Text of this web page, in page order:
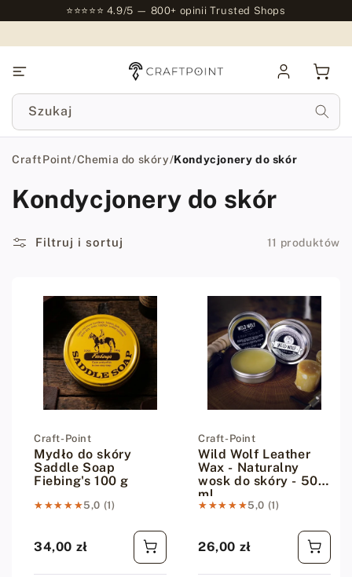
⭐⭐⭐⭐⭐ 4.9/5 — 800+ opinii Trusted Shops
się
Szukaj
CraftPoint/Chemia do skóry/Kondycjonery do skór
Kondycjonery do skór
Filtruj i sortuj 11 produktów
Dostawca:
Craft-Point
Mydło do skóry
Saddle Soap
Fiebing's 100 g
★★★★★
★★★★★5,0 (1)
Cena regularna
34,00 zł
Dostawca:
Craft-Point
Wild Wolf Leather
Wax - Naturalny
wosk do skóry - 50
ml
★★★★★
★★★★★5,0 (1)
Cena regularna
26,00 zł